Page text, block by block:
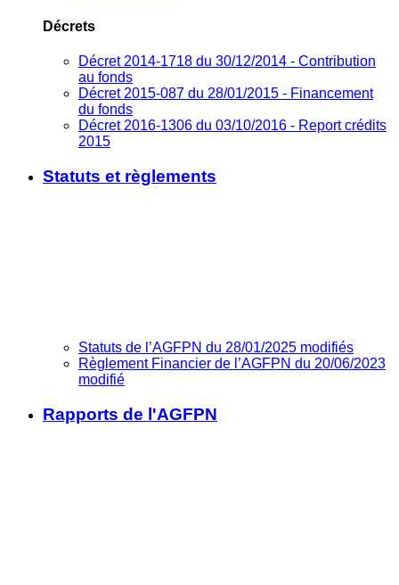
Décrets
Décret 2014-1718 du 30/12/2014 - Contribution
au fonds
Décret 2015-087 du 28/01/2015 - Financement
du fonds
Décret 2016-1306 du 03/10/2016 - Report crédits
2015
Statuts et règlements
Statuts de l’AGFPN du 28/01/2025 modifiés
Règlement Financier de l’AGFPN du 20/06/2023
modifié
Rapports de l'AGFPN